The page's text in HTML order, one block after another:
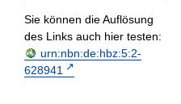
Sie können die Auflösung
des Links auch hier testen:
urn:nbn:de:hbz:5:2-
628941